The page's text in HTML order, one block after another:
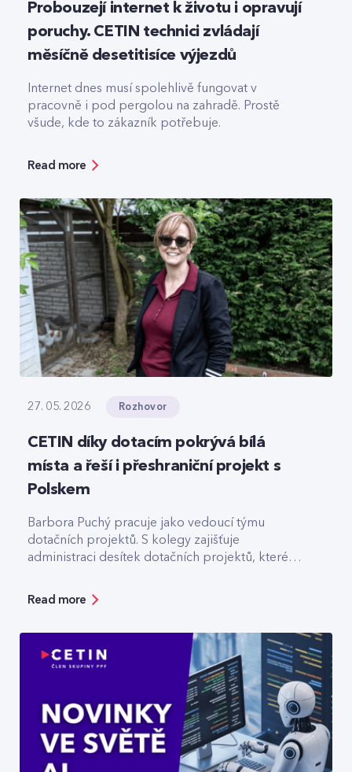
Probouzejí internet k životu i opravují
poruchy. CETIN technici zvládají
měsíčně desetitisíce výjezdů
Internet dnes musí spolehlivě fungovat v
pracovně i pod pergolou na zahradě. Prostě
všude, kde to zákazník potřebuje.
Read more
27. 05. 2026 Rozhovor
CETIN díky dotacím pokrývá bílá
místa a řeší i přeshraniční projekt s
Polskem
Barbora Puchý pracuje jako vedoucí týmu
dotačních projektů. S kolegy zajišťuje
administraci desítek dotačních projektů, které
lokalitách.
Read more